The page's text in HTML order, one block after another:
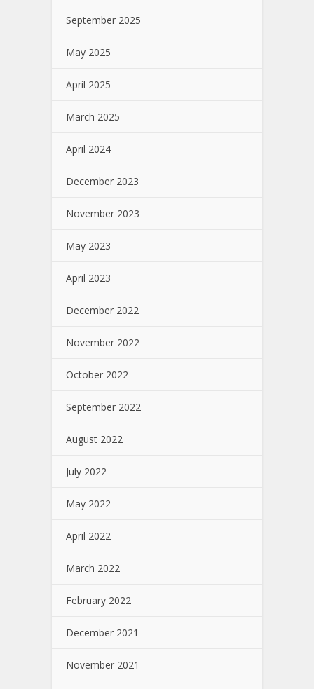
September 2025
May 2025
April 2025
March 2025
April 2024
December 2023
November 2023
May 2023
April 2023
December 2022
November 2022
October 2022
September 2022
August 2022
July 2022
May 2022
April 2022
March 2022
February 2022
December 2021
November 2021